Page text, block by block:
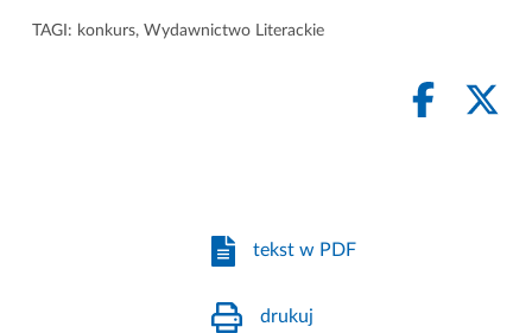
TAGI: konkurs, Wydawnictwo Literackie
tekst w PDF
drukuj